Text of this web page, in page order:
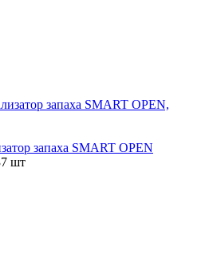
запаха SMART OPEN
шт